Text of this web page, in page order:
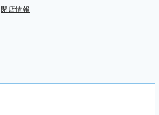
閉店情報